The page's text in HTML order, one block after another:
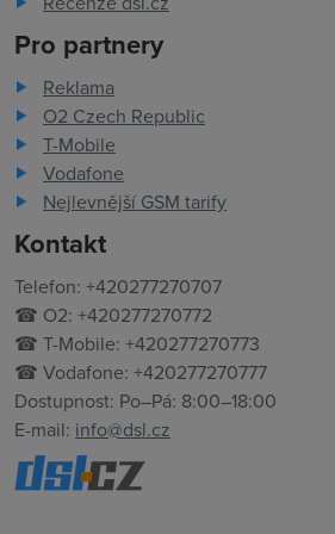
Pro partnery
Reklama
O2 Czech Republic
T-Mobile
Vodafone
Nejlevnější GSM tarify
Kontakt
Telefon: +420277270707
☎ O2: +420277270772
☎ T-Mobile: +420277270773
☎ Vodafone: +420277270777
Dostupnost: Po–Pá: 8:00–18:00
E-mail: info@dsl.cz